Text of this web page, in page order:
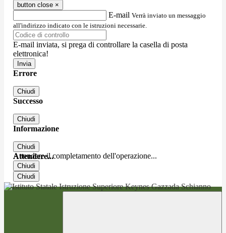
button close ×
E-mail Verrà inviato un messaggio
all'indirizzo indicato con le istruzioni necessarie.
E-mail inviata, si prega di controllare la casella di posta
elettronica!
Errore
Chiudi
Successo
Chiudi
Informazione
Chiudi
Attendere...
Attendere il completamento dell'operazione...
Chiudi
Chiudi